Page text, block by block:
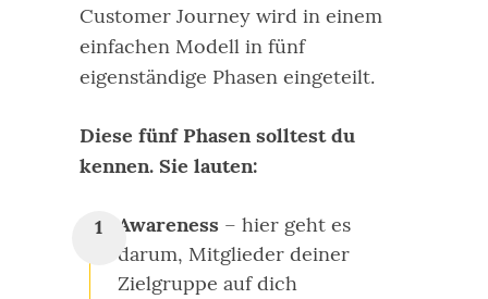
Customer Journey wird in einem
einfachen Modell in fünf
eigenständige Phasen eingeteilt.
Diese fünf Phasen solltest du
kennen. Sie lauten:
Awareness – hier geht es
darum, Mitglieder deiner
Zielgruppe auf dich